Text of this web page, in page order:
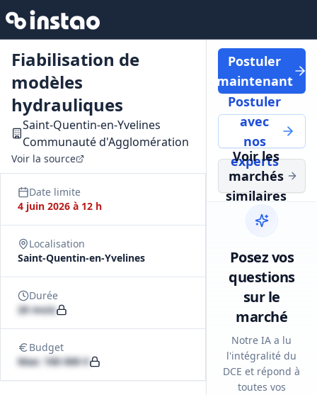
Fiabilisation de
modèles
hydrauliques
Saint-Quentin-en-Yvelines
Communauté d'Agglomération
Voir la source
Date limite
4 juin 2026 à 12 h
Localisation
Saint-Quentin-en-Yvelines
Durée
20 mois
Budget
Max: 100 000 €
Postuler
maintenant
Postuler
avec
nos
experts
Voir les
marchés
similaires
Posez vos
questions
sur le
marché
Notre IA a lu
l'intégralité du
DCE et répond à
toutes vos